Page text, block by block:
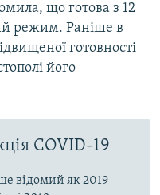
що готова з 12
режим. Раніше в
готовності
його
COVID-19
відомий як 2019